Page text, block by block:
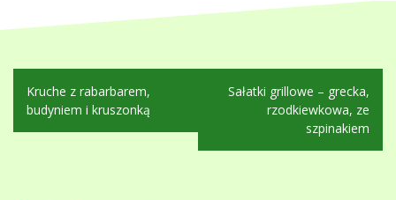
Nawigacja
wpisu
Kruche z rabarbarem,
budyniem i kruszonką
Sałatki grillowe – grecka,
rzodkiewkowa, ze
szpinakiem